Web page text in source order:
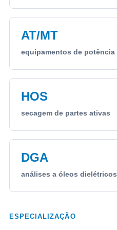
AT/MT
equipamentos de potência
HOS
secagem de partes ativas
DGA
análises a óleos dielétricos
ESPECIALIZAÇÃO